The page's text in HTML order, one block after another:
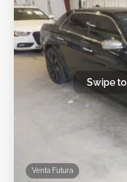
Venta Futura
Swipe